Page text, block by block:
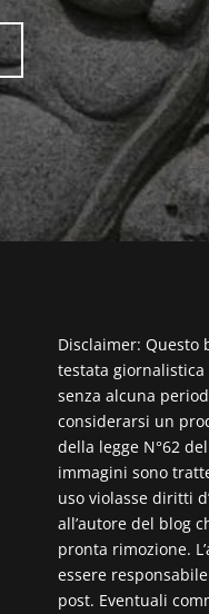
Disclaimer: Questo
testata
senza alcuna
considerarsi un
della legge N°62
immagini sono
uso violasse diritti
all’autore del blog
pronta rimozione.
essere
post. Eventuali